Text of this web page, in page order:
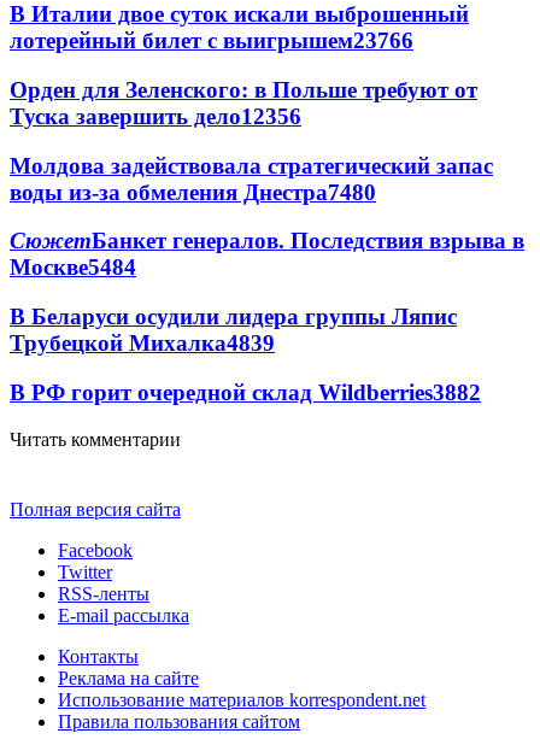
В Италии двое суток искали выброшенный
лотерейный билет с выигрышем23766
Орден для Зеленского: в Польше требуют от
Туска завершить дело12356
Молдова задействовала стратегический запас
воды из-за обмеления Днестра7480
СюжетБанкет генералов. Последствия взрыва в
Москве5484
В Беларуси осудили лидера группы Ляпис
Трубецкой Михалка4839
В РФ горит очередной склад Wildberries3882
Читать комментарии
Полная версия сайта
Facebook
Twitter
RSS-ленты
E-mail рассылка
Контакты
Реклама на сайте
Использование материалов korrespondent.net
Правила пользования сайтом